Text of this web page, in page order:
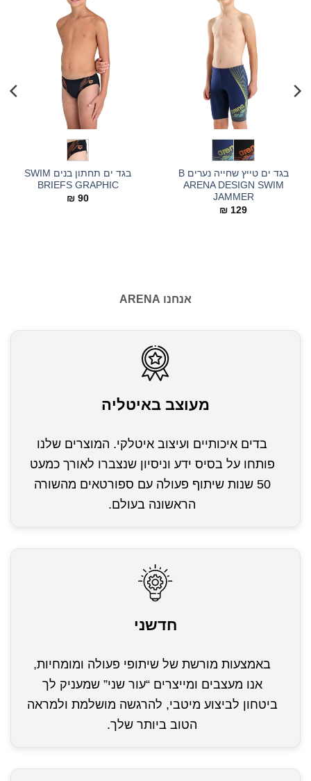
בגד ים טייץ שחייה נערים B
ARENA DESIGN SWIM
JAMMER
₪ 129
בגד ים תחתון בנים SWIM
BRIEFS GRAPHIC
₪ 90
אנחנו ARENA
מעוצב באיטליה
בדים איכותיים ועיצוב איטלקי. המוצרים שלנו
פותחו על בסיס ידע וניסיון שנצברו לאורך כמעט
50 שנות שיתוף פעולה עם ספורטאים מהשורה
הראשונה בעולם.
חדשני
באמצעות מורשת של שיתופי פעולה ומומחיות,
אנו מעצבים ומייצרים “עור שני” שמעניק לך
ביטחון לביצוע מיטבי, להרגשה מושלמת ולמראה
הטוב ביותר שלך.